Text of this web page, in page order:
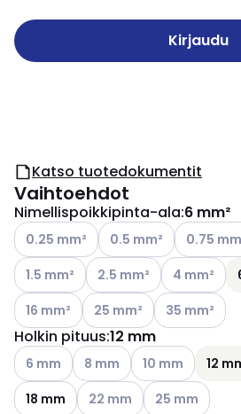
Kirjaudu
Katso tuotedokumentit
Vaihtoehdot
Nimellispoikkipinta-ala:6 mm²
Katso käytettävissä olevat
0.25 mm² Katso käytettävissä
0.5 mm² Katso
0.75
Katso käytettävissä olevat
1.5 mm² Katso käytettävissä
2.5 mm² Katso
4 mm²
Katso käytettävissä olevat
16 mm² Katso käytettävissä
25 mm² Katso
35 mm²
Holkin pituus:12 mm
Katso käytettävissä olevat
6 mm Katso käytettävissä
8 mm Katso
10 mm 12
18 mm
Katso käytettävissä
22 mm Katso
25 mm